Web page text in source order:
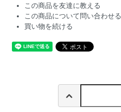
この商品を友達に教える
この商品について問い合わせる
買い物を続ける